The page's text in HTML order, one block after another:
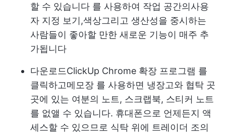
할 수 있습니다 를 사용하여 작업 공간의사용
자 지정 보기,색상그리고 생산성을 중시하는
사람들이 좋아할 만한 새로운 기능이 매주 추
가됩니다
다운로드ClickUp Chrome 확장 프로그램 를
클릭하고메모장 를 사용하면 냉장고와 협탁 곳
곳에 있는 여분의 노트, 스크랩북, 스티커 노트
를 없앨 수 있습니다. 휴대폰으로 언제든지 액
세스할 수 있으므로 식탁 위에 트레이더 조의